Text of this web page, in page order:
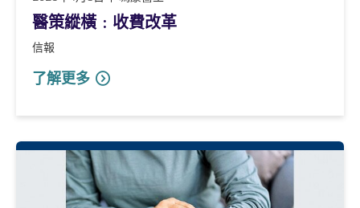
醫策縱橫﹕收費改革
信報
了解更多